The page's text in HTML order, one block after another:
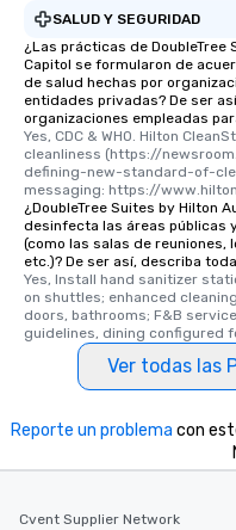
SALUD Y SEGURIDAD
¿Las prácticas de DoubleTree
Capitol se formularon de
de salud hechas por
entidades privadas? De ser
organizaciones empleadas
Yes, CDC & WHO. Hilton
cleanliness (https://
defining-new-standard-of-
messaging: https://
¿DoubleTree Suites by Hilton
desinfecta las áreas públicas
(como las salas de reuniones,
etc.)? De ser así, describa
Yes, Install hand sanitizer
on shuttles; enhanced
doors, bathrooms; F&B
guidelines, dining configured
Ver todas las
Reporte un problema con
Cvent Supplier Network